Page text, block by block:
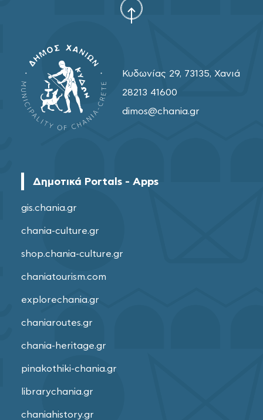
Κυδωνίας 29, 73135, Χανιά
28213 41600
dimos@chania.gr
Δημοτικά Portals - Apps
gis.chania.gr
chania-culture.gr
shop.chania-culture.gr
chaniatourism.com
explorechania.gr
chaniaroutes.gr
chania-heritage.gr
pinakothiki-chania.gr
librarychania.gr
chaniahistory.gr